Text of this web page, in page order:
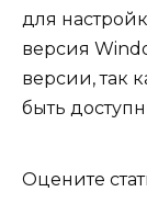
для
версия
версии, так
быть
Оцените